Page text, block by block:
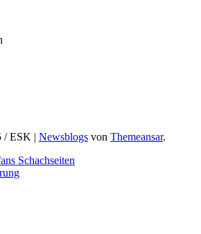
/ ESK Newsblogs von Themeansar.
Schachseiten